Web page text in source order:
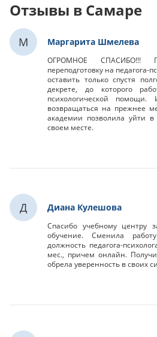
Отзывы в Самаре
М Маргарита Шмелева
ОГРОМНОЕ СПАСИБО!!!
переподготовку на
оставить только спустя
декрете, до которого
психологической помощи.
возвращаться на прежнее
академии позволила уйти
своем месте.
Д Диана Кулешова
Спасибо учебному центру
обучение. Сменила
должность педагога-
мес., причем онлайн.
обрела уверенность в своих